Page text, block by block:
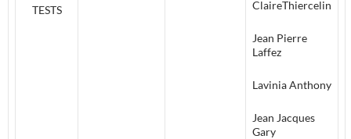
TESTS
ClaireThiercelin
Jean Pierre
Laffez
Lavinia Anthony
Jean Jacques
Gary